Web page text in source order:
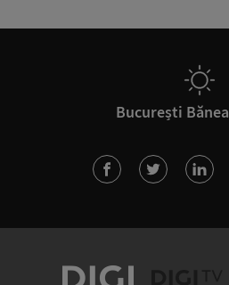
București